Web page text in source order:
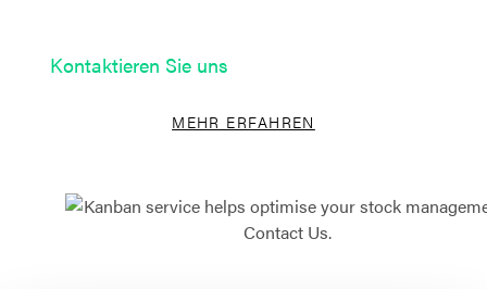
Kontaktieren Sie uns
MEHR ERFAHREN